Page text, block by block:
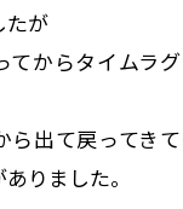
たが
てからタイムラ
ら出て戻ってき
りました。